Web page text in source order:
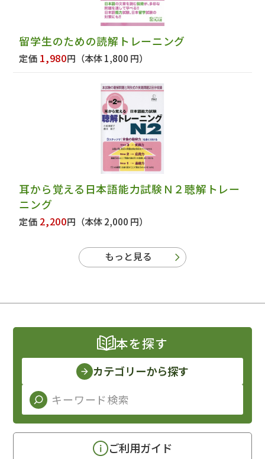
留学生のための読解トレーニング
定価 1,980円 （本体 1,800 円）
耳から覚える日本語能力試験Ｎ２聴解トレー
ニング
定価 2,200円 （本体 2,000 円）
もっと見る
本を探す
カテゴリーから探す
ご利用ガイド